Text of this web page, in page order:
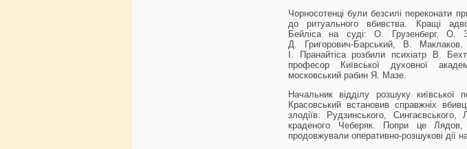
Чорносотенці були безсилі переконати
до ритуального вбивства. Кращі
Бейліса на суді: О. Грузенберг, О.
Д. Григорович-Барський, В.
І. Пранайтіса розбили психіатр В.
професор Київської духовної
московський рабин Я. Мазе.
Начальник відділу розшуку київської
Красовський встановив справжніх
злодіїв: Рудзинського,
краденого Чеберяк. Попри це Лядов,
продовжували оперативно-розшукові дії